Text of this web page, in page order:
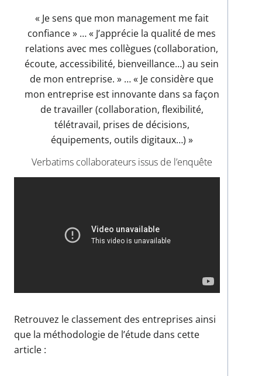
« Je sens que mon management me fait
confiance » … « J’apprécie la qualité de mes
relations avec mes collègues (collaboration,
écoute, accessibilité, bienveillance…) au sein
de mon entreprise. » … « Je considère que
mon entreprise est innovante dans sa façon
de travailler (collaboration, flexibilité,
télétravail, prises de décisions,
équipements, outils digitaux…) »
Verbatims collaborateurs issus de l’enquête
Retrouvez le classement des entreprises ainsi
que la méthodologie de l’étude dans cette
article :